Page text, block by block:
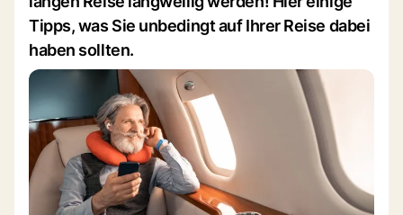
Tipps, was Sie unbedingt auf Ihrer Reise dabei
haben sollten.